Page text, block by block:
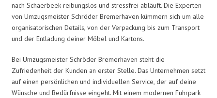
nach Schaerbeek reibungslos und stressfrei abläuft. Die Experten
von Umzugsmeister Schröder Bremerhaven kümmern sich um alle
organisatorischen Details, von der Verpackung bis zum Transport
und der Entladung deiner Möbel und Kartons.
Bei Umzugsmeister Schröder Bremerhaven steht die
Zufriedenheit der Kunden an erster Stelle. Das Unternehmen setzt
auf einen persönlichen und individuellen Service, der auf deine
Wünsche und Bedürfnisse eingeht. Mit einem modernen Fuhrpark